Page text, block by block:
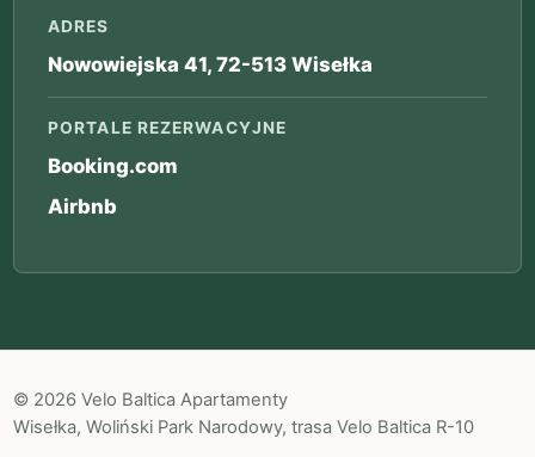
ADRES
Nowowiejska 41, 72-513 Wisełka
PORTALE REZERWACYJNE
Booking.com
Airbnb
© 2026 Velo Baltica Apartamenty
Wisełka, Woliński Park Narodowy, trasa Velo Baltica R-10